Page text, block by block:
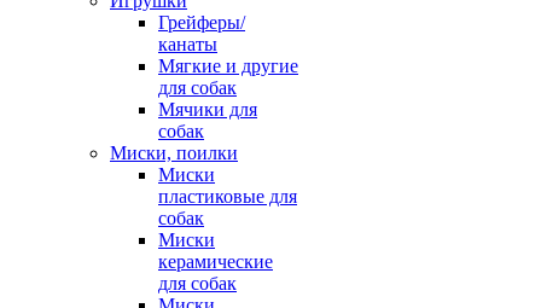
Грейферы/
канаты
Мягкие и другие
для собак
Мячики для
собак
Миски, поилки
Миски
пластиковые для
собак
Миски
керамические
для собак